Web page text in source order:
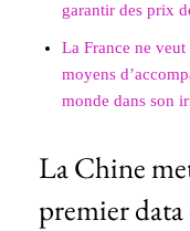
garantir des prix
La France ne veut
moyens
monde dans son
La Chine
premier